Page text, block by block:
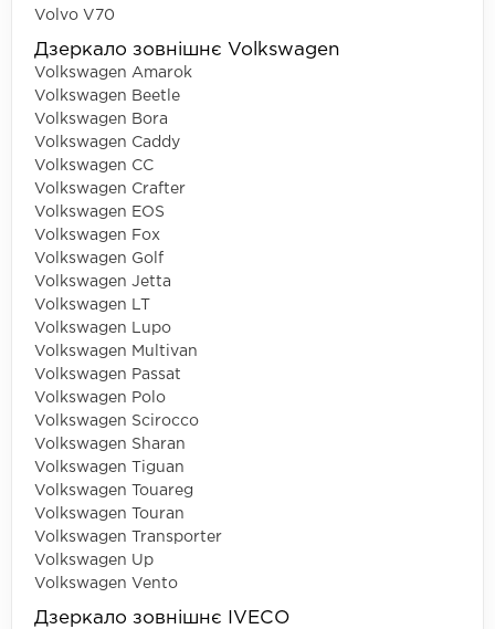
Volvo V70
Дзеркало зовнішнє Volkswagen
Volkswagen Amarok
Volkswagen Beetle
Volkswagen Bora
Volkswagen Caddy
Volkswagen CC
Volkswagen Crafter
Volkswagen EOS
Volkswagen Fox
Volkswagen Golf
Volkswagen Jetta
Volkswagen LT
Volkswagen Lupo
Volkswagen Multivan
Volkswagen Passat
Volkswagen Polo
Volkswagen Scirocco
Volkswagen Sharan
Volkswagen Tiguan
Volkswagen Touareg
Volkswagen Touran
Volkswagen Transporter
Volkswagen Up
Volkswagen Vento
Дзеркало зовнішнє IVECO